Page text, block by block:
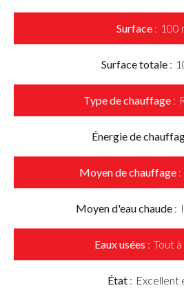
Surface 100
Surface totale
Type de chauffage
Énergie de
Moyen de chauffage
Moyen d'eau chaude
Eaux usées Tout
État Excellent